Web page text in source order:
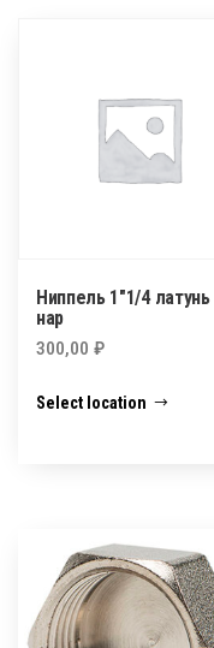
Ниппель 1″1/4 латунь
нар
300,00 ₽
Select location